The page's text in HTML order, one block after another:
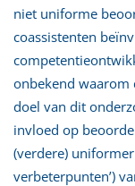
niet uniforme
coassistenten
onbekend
doel van dit
invloed op
(verdere)
verbeterpunten’)